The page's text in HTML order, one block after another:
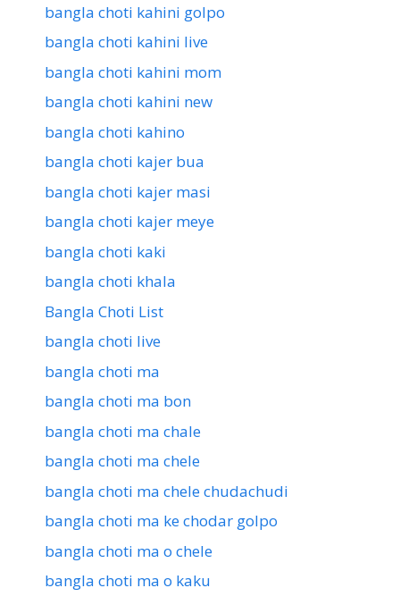
bangla choti kahini golpo
bangla choti kahini live
bangla choti kahini mom
bangla choti kahini new
bangla choti kahino
bangla choti kajer bua
bangla choti kajer masi
bangla choti kajer meye
bangla choti kaki
bangla choti khala
Bangla Choti List
bangla choti live
bangla choti ma
bangla choti ma bon
bangla choti ma chale
bangla choti ma chele
bangla choti ma chele chudachudi
bangla choti ma ke chodar golpo
bangla choti ma o chele
bangla choti ma o kaku